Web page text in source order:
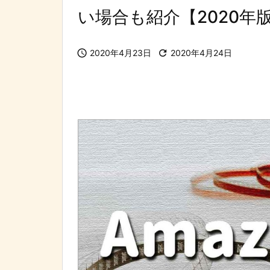
い場合も紹介【2020年
 2020年4月23日  2020年4月24日